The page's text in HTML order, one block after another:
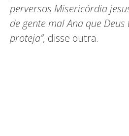
perversos Misericórdia
de gente mal Ana que
proteja”, disse outra.